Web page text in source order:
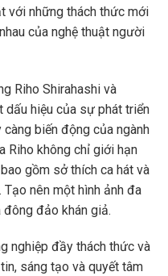
với những thách thức mới
của nghệ thuật người
Riho Shirahashi và
dấu hiệu của sự phát triển
biến động của ngành
Riho không chỉ giới hạn
gồm sở thích ca hát và
nên một hình ảnh đa
đông đảo khán giả.
nghiệp đầy thách thức và
sáng tạo và quyết tâm